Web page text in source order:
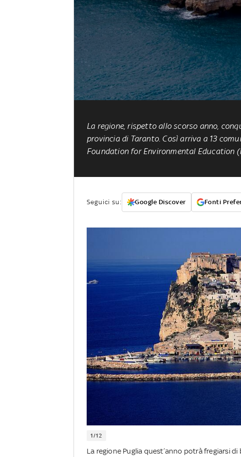
La regione, rispetto allo scorso anno,
provincia di Taranto. Così arriva a 13
Foundation for Environmental Education
Seguici su: Google Discover Fonti
1/12
La regione Puglia quest’anno potrà fregiarsi